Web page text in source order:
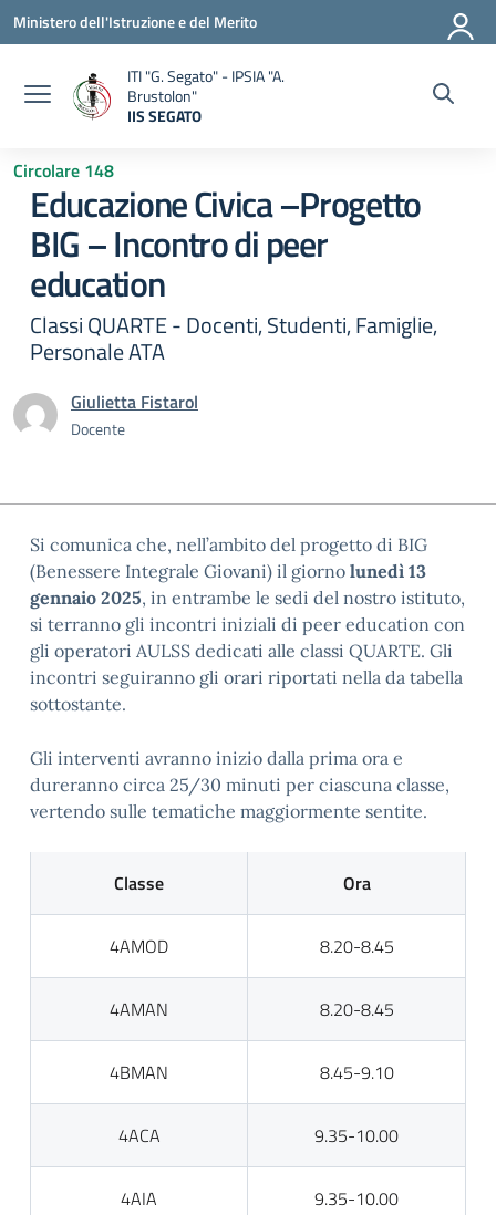
Vai ai contenuti
Vai al menu di navigazione
Vai al footer
Ministero dell'Istruzione e del Merito
ITI "G. Segato" - IPSIA "A.
Brustolon"
IIS SEGATO
Circolare 148
Educazione Civica –Progetto
BIG – Incontro di peer
education
Classi QUARTE - Docenti, Studenti, Famiglie,
Personale ATA
Giulietta Fistarol
Docente
Si comunica che, nell’ambito del progetto di BIG
(Benessere Integrale Giovani) il giorno lunedì 13
gennaio 2025, in entrambe le sedi del nostro istituto,
si terranno gli incontri iniziali di peer education con
gli operatori AULSS dedicati alle classi QUARTE. Gli
incontri seguiranno gli orari riportati nella da tabella
sottostante.
Gli interventi avranno inizio dalla prima ora e
dureranno circa 25/30 minuti per ciascuna classe,
vertendo sulle tematiche maggiormente sentite.
Classe Ora
4AMOD 8.20-8.45
4AMAN 8.20-8.45
4BMAN 8.45-9.10
4ACA 9.35-10.00
4AIA 9.35-10.00